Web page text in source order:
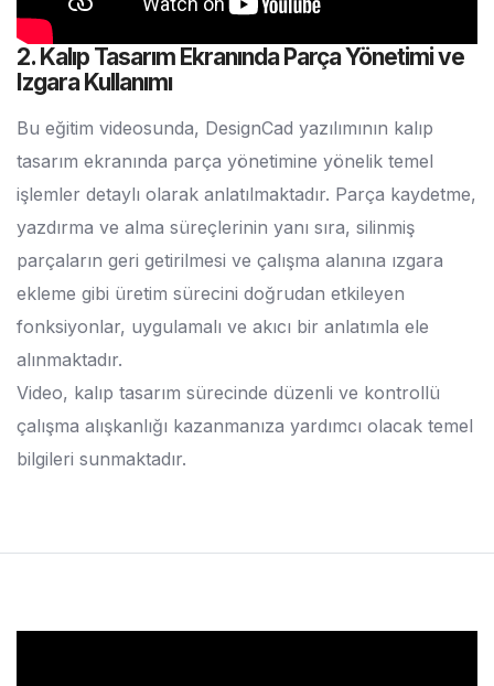
2. Kalıp Tasarım Ekranında Parça Yönetimi ve
Izgara Kullanımı
Bu eğitim videosunda, DesignCad yazılımının kalıp
tasarım ekranında parça yönetimine yönelik temel
işlemler detaylı olarak anlatılmaktadır. Parça kaydetme,
yazdırma ve alma süreçlerinin yanı sıra, silinmiş
parçaların geri getirilmesi ve çalışma alanına ızgara
ekleme gibi üretim sürecini doğrudan etkileyen
fonksiyonlar, uygulamalı ve akıcı bir anlatımla ele
alınmaktadır.
Video, kalıp tasarım sürecinde düzenli ve kontrollü
çalışma alışkanlığı kazanmanıza yardımcı olacak temel
bilgileri sunmaktadır.